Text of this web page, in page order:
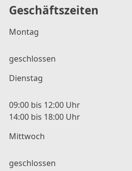
Geschäftszeiten
Montag
geschlossen
Dienstag
09:00 bis 12:00 Uhr
14:00 bis 18:00 Uhr
Mittwoch
geschlossen